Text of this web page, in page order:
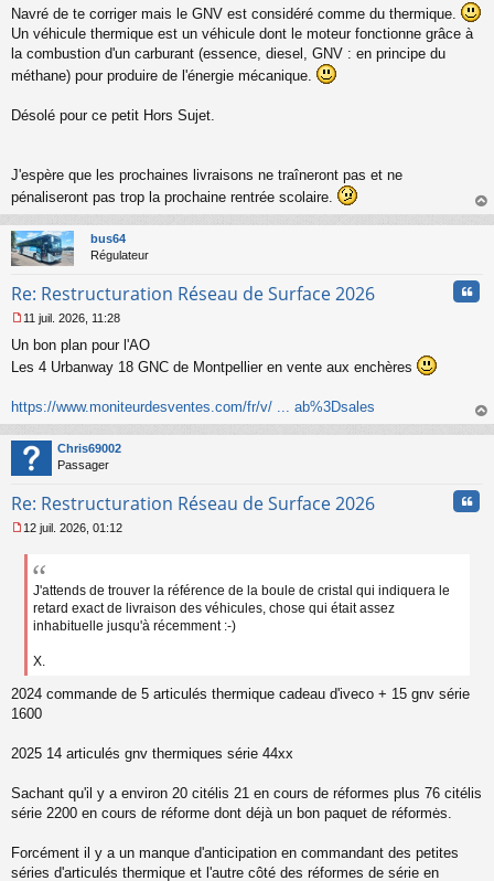
n
n
u
Navré de te corriger mais le GNV est considéré comme du thermique.
Un véhicule thermique est un véhicule dont le moteur fonctionne grâce à
la combustion d'un carburant (essence, diesel, GNV : en principe du
méthane) pour produire de l'énergie mécanique.
Désolé pour ce petit Hors Sujet.
J'espère que les prochaines livraisons ne traîneront pas et ne
pénaliseront pas trop la prochaine rentrée scolaire.
au
bus64
Régulateur
Re: Restructuration Réseau de Surface 2026
e
s
g
n
o
n
u
11 juil. 2026, 11:28
Un bon plan pour l'AO
Les 4 Urbanway 18 GNC de Montpellier en vente aux enchères
https://www.moniteurdesventes.com/fr/v/ ... ab%3Dsales
au
Chris69002
Passager
Re: Restructuration Réseau de Surface 2026
e
n
l
u
12 juil. 2026, 01:12
J'attends de trouver la référence de la boule de cristal qui indiquera le
retard exact de livraison des véhicules, chose qui était assez
inhabituelle jusqu'à récemment :-)
X.
2024 commande de 5 articulés thermique cadeau d'iveco + 15 gnv série
1600
2025 14 articulés gnv thermiques série 44xx
Sachant qu'il y a environ 20 citélis 21 en cours de réformes plus 76 citélis
série 2200 en cours de réforme dont déjà un bon paquet de réformės.
Forcément il y a un manque d'anticipation en commandant des petites
séries d'articulés thermique et l'autre côté des réformes de série en